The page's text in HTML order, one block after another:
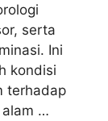
serta
Ini
kondisi
terhadap
alam …